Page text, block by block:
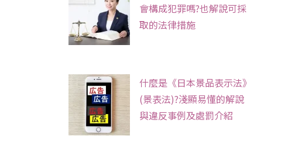
會構成犯罪嗎?也解說可採
取的法律措施
什麼是《日本景品表示法》
(景表法)?淺顯易懂的解說
與違反事例及處罰介紹